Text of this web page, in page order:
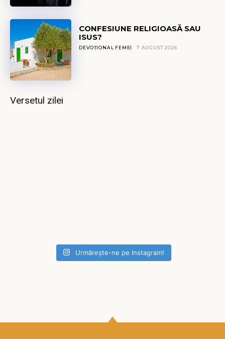
CONFESIUNE RELIGIOASĂ SAU
ISUS?
DEVOȚIONAL FEMEI 7 AUGUST 2026
Versetul zilei
Urmărește-ne pe Instagram!